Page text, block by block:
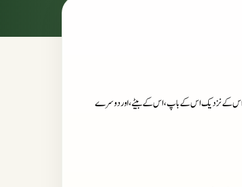
اس کے نزدیک اس کے باپ، اس کے بیٹے، اور دوسرے